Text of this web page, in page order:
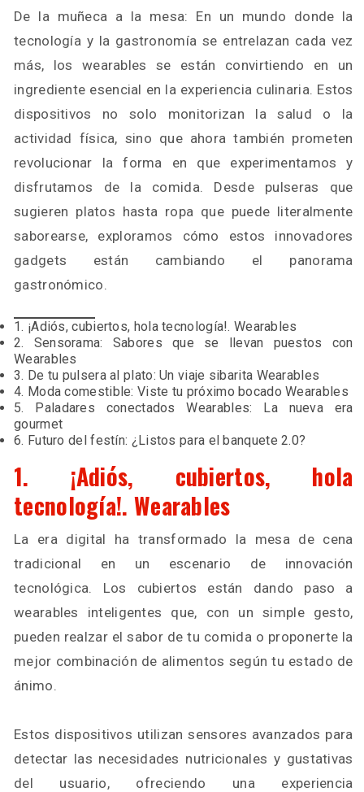
De la muñeca a la mesa: En un mundo donde la
tecnología y la gastronomía se entrelazan cada vez
más, los wearables se están convirtiendo en un
ingrediente esencial en la experiencia culinaria. Estos
dispositivos no solo monitorizan la salud o la
actividad física, sino que ahora también prometen
revolucionar la forma en que experimentamos y
disfrutamos de la comida. Desde pulseras que
sugieren platos hasta ropa que puede literalmente
saborearse, exploramos cómo estos innovadores
gadgets están cambiando el panorama
gastronómico.
1. ¡Adiós, cubiertos, hola tecnología!. Wearables
2. Sensorama: Sabores que se llevan puestos con
Wearables
3. De tu pulsera al plato: Un viaje sibarita Wearables
4. Moda comestible: Viste tu próximo bocado Wearables
5. Paladares conectados Wearables: La nueva era
gourmet
6. Futuro del festín: ¿Listos para el banquete 2.0?
1. ¡Adiós, cubiertos, hola
tecnología!. Wearables
La era digital ha transformado la mesa de cena
tradicional en un escenario de innovación
tecnológica. Los cubiertos están dando paso a
wearables inteligentes que, con un simple gesto,
pueden realzar el sabor de tu comida o proponerte la
mejor combinación de alimentos según tu estado de
ánimo.
Estos dispositivos utilizan sensores avanzados para
detectar las necesidades nutricionales y gustativas
del usuario, ofreciendo una experiencia